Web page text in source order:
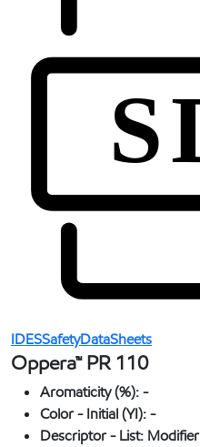
IDESSafetyDataSheets
Oppera™ PR 110
Aromaticity (%):-
Color - Initial (YI):-
Descriptor - List: Modifier